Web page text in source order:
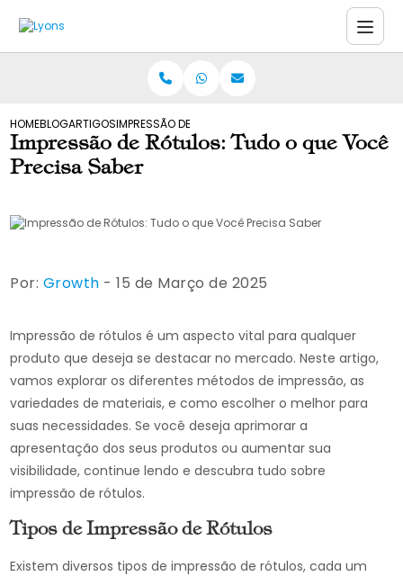
HOMEBLOGARTIGOSIMPRESSÃO DE RÓTULOS: TUDO O QUE VOCÊ PRECISA
Impressão de Rótulos: Tudo o que Você
Precisa Saber
Por: Growth - 15 de Março de 2025
Impressão de rótulos é um aspecto vital para qualquer
produto que deseja se destacar no mercado. Neste artigo,
vamos explorar os diferentes métodos de impressão, as
variedades de materiais, e como escolher o melhor para
suas necessidades. Se você deseja aprimorar a
apresentação dos seus produtos ou aumentar sua
visibilidade, continue lendo e descubra tudo sobre
impressão de rótulos.
Tipos de Impressão de Rótulos
Existem diversos tipos de impressão de rótulos, cada um